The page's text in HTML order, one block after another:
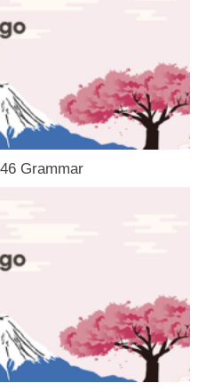
Grammar